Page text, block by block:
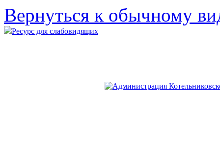
Вернуться к обычному
Ресурс для слабовидящих